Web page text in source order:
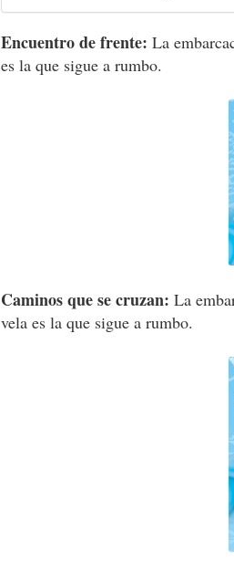
Encuentro de frente: La
es la que sigue a rumbo.
Caminos que se cruzan: La
vela es la que sigue a rumbo.